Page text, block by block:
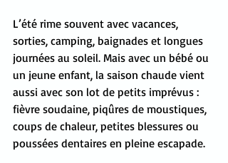
L’été rime souvent avec vacances,
sorties, camping, baignades et longues
journées au soleil. Mais avec un bébé ou
un jeune enfant, la saison chaude vient
aussi avec son lot de petits imprévus :
fièvre soudaine, piqûres de moustiques,
coups de chaleur, petites blessures ou
poussées dentaires en pleine escapade.